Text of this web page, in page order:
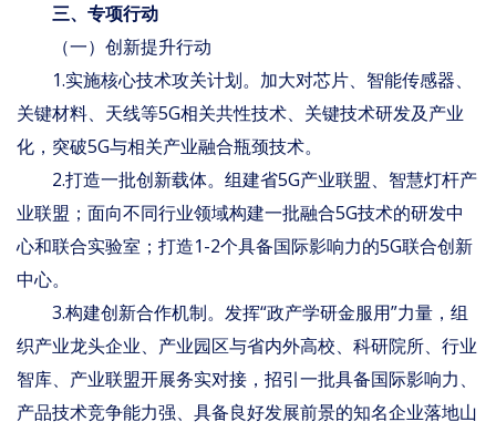
三、专项行动
（一）创新提升行动
1.实施核心技术攻关计划。加大对芯片、智能传感器、
关键材料、天线等5G相关共性技术、关键技术研发及产业
化，突破5G与相关产业融合瓶颈技术。
2.打造一批创新载体。组建省5G产业联盟、智慧灯杆产
业联盟；面向不同行业领域构建一批融合5G技术的研发中
心和联合实验室；打造1-2个具备国际影响力的5G联合创新
中心。
3.构建创新合作机制。发挥“政产学研金服用”力量，组
织产业龙头企业、产业园区与省内外高校、科研院所、行业
智库、产业联盟开展务实对接，招引一批具备国际影响力、
产品技术竞争能力强、具备良好发展前景的知名企业落地山